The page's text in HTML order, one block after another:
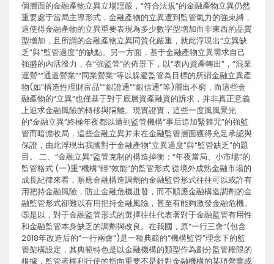
個層面的金融產物立異立場謹嚴，“符合法規”的金融產物立異仍然
重要處于當局主導形式，金融產物的立異遭到監管氣力的強束縛，
這使得金融產物的立異重要表現為多少數字型增加而非東西的品質
型增加，且所謂的金融產物立異同質化嚴重，就此浮現出“立異缺
乏”與“監管過度”的缺點。另一方面，基于金融產物立異需求自己
強盛的內活潑力，在“強監管”的佈景下，以“表內資產轉出”，“混業
運營”“通道營業”“同業營業”等以躲避監管為目標的所謂金融立異產
物(如“構造性理財富品”“銀證通”“銀信通”等)層出不窮，而這些金
融產物的“立異”也僅基于對于底層資產融資的訴求，并非真正意義
上追求金融風險的轉移與隔離。現實證實，這些一度風風景光
的“金融立異”終極年夜都以遭到監管機構“事后追加緊箍咒”的強監
管而暗澹收局，這些金融立異并未在金融監管層面獲得充足承認與
保證，由此浮現出我國對于金融產物“立異過度”與“監管缺乏”的題
目。 二、“金融立異”監管克制的構造掉衡：“年夜當局、小市場”的
監管格式 (一)重“機構”輕“效能”的監管形式 從境外成熟金融市場的
成長紀律來看，順應金融構造調劑的金融監管形式往往可以或許有
用把持金融風險，防止金融危機迸發，而不順應金融構造調劑的金
融監管形式卻難以有用把持金融風險，甚至有能夠激發金融危機。
⑤是以，對于金融監管形式的選擇往往代表著對于金融監管有用性
和金融監管本身缺乏的調劑與改良。在我國，原“一行三會”(包含
2018年改造后的“一行兩會”)是一種典範的“機構監管”理念下的監
管架構設定，其典範特色是以金融機構的類型作為劃分監管權限的
根據，監管者權利行使的指向重要不是針對金融機構的某項營業或